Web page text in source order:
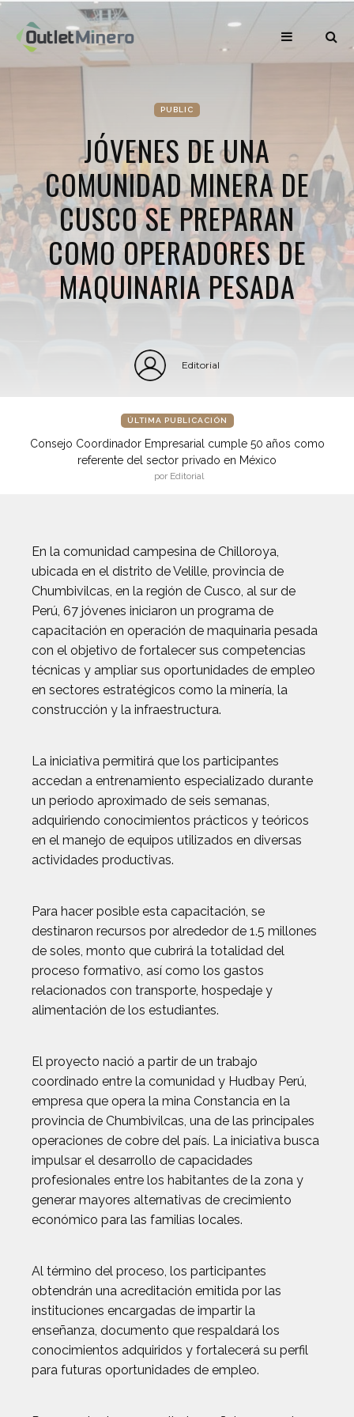
PUBLIC
JÓVENES DE UNA
COMUNIDAD MINERA DE
CUSCO SE PREPARAN
COMO OPERADORES DE
MAQUINARIA PESADA
Editorial
ÚLTIMA PUBLICACIÓN
Consejo Coordinador Empresarial cumple 50 años como
referente del sector privado en México
por Editorial
En la comunidad campesina de Chilloroya,
ubicada en el distrito de Velille, provincia de
Chumbivilcas, en la región de Cusco, al sur de
Perú, 67 jóvenes iniciaron un programa de
capacitación en operación de maquinaria pesada
con el objetivo de fortalecer sus competencias
técnicas y ampliar sus oportunidades de empleo
en sectores estratégicos como la minería, la
construcción y la infraestructura.
La iniciativa permitirá que los participantes
accedan a entrenamiento especializado durante
un periodo aproximado de seis semanas,
adquiriendo conocimientos prácticos y teóricos
en el manejo de equipos utilizados en diversas
actividades productivas.
Para hacer posible esta capacitación, se
destinaron recursos por alrededor de 1.5 millones
de soles, monto que cubrirá la totalidad del
proceso formativo, así como los gastos
relacionados con transporte, hospedaje y
alimentación de los estudiantes.
El proyecto nació a partir de un trabajo
coordinado entre la comunidad y Hudbay Perú,
empresa que opera la mina Constancia en la
provincia de Chumbivilcas, una de las principales
operaciones de cobre del país. La iniciativa busca
impulsar el desarrollo de capacidades
profesionales entre los habitantes de la zona y
generar mayores alternativas de crecimiento
económico para las familias locales.
Al término del proceso, los participantes
obtendrán una acreditación emitida por las
instituciones encargadas de impartir la
enseñanza, documento que respaldará los
conocimientos adquiridos y fortalecerá su perfil
para futuras oportunidades de empleo.